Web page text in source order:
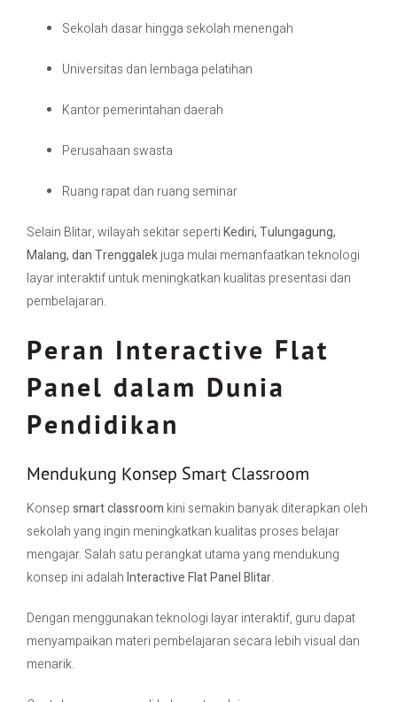
Sekolah dasar hingga sekolah menengah
Universitas dan lembaga pelatihan
Kantor pemerintahan daerah
Perusahaan swasta
Ruang rapat dan ruang seminar
Selain Blitar, wilayah sekitar sepertiKediri, Tulungagung,
Malang, dan Trenggalekjuga mulai memanfaatkan teknologi
layar interaktif untuk meningkatkan kualitas presentasi dan
pembelajaran.
Peran Interactive Flat
Panel dalam Dunia
Pendidikan
Mendukung Konsep Smart Classroom
Konsepsmart classroom kini semakin banyak diterapkan oleh
sekolah yang ingin meningkatkan kualitas proses belajar
mengajar. Salah satu perangkat utama yang mendukung
konsep ini adalahInteractive Flat Panel Blitar.
Dengan menggunakan teknologi layar interaktif, guru dapat
menyampaikan materi pembelajaran secara lebih visual dan
menarik.